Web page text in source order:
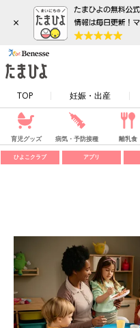
×
TOP 妊娠・出産
育児グッズ 病気・予防接種 離乳食
ひよこクラブ アプリ